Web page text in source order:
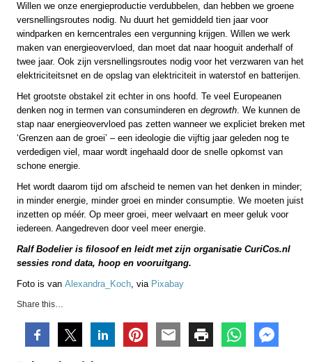
Willen we onze energieproductie verdubbelen, dan hebben we groene
versnellingsroutes nodig. Nu duurt het gemiddeld tien jaar voor
windparken en kerncentrales een vergunning krijgen. Willen we werk
maken van energieovervloed, dan moet dat naar hooguit anderhalf of
twee jaar. Ook zijn versnellingsroutes nodig voor het verzwaren van het
elektriciteitsnet en de opslag van elektriciteit in waterstof en batterijen.
Het grootste obstakel zit echter in ons hoofd. Te veel Europeanen
denken nog in termen van consuminderen en degrowth. We kunnen de
stap naar energieovervloed pas zetten wanneer we expliciet breken met
‘Grenzen aan de groei’ – een ideologie die vijftig jaar geleden nog te
verdedigen viel, maar wordt ingehaald door de snelle opkomst van
schone energie.
Het wordt daarom tijd om afscheid te nemen van het denken in minder;
in minder energie, minder groei en minder consumptie. We moeten juist
inzetten op méér. Op meer groei, meer welvaart en meer geluk voor
iedereen. Aangedreven door veel meer energie.
Ralf Bodelier is filosoof en leidt met zijn organisatie CuriCos.nl
sessies rond data, hoop en vooruitgang.
Foto is van Alexandra_Koch, via Pixabay
Share this…